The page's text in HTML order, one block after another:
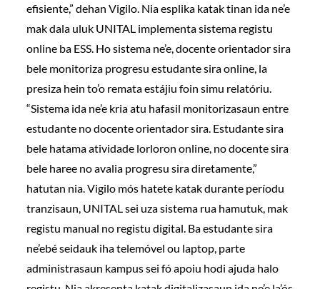
efisiente,” dehan Vigilo. Nia esplika katak tinan ida ne’e
mak dala uluk UNITAL implementa sistema registu
online ba ESS. Ho sistema ne’e, docente orientador sira
bele monitoriza progresu estudante sira online, la
presiza hein to’o remata estájiu foin simu relatóriu.
“Sistema ida ne’e kria atu hafasil monitorizasaun entre
estudante no docente orientador sira. Estudante sira
bele hatama atividade lorloron online, no docente sira
bele haree no avalia progresu sira diretamente,”
hatutan nia. Vigilo mós hatete katak durante períodu
tranzisaun, UNITAL sei uza sistema rua hamutuk, mak
registu manual no registu digital. Ba estudante sira
ne’ebé seidauk iha telemóvel ou laptop, parte
administrasaun kampus sei fó apoiu hodi ajuda halo